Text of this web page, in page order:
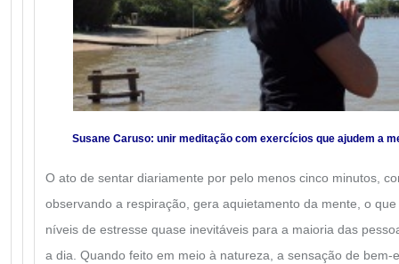
Susane Caruso: unir meditação com exercícios que ajudem a
O ato de sentar diariamente por pelo menos cinco minutos,
observando a respiração, gera aquietamento da mente, o
níveis de estresse quase inevitáveis para a maioria das
a dia. Quando feito em meio à natureza, a sensação de bem-